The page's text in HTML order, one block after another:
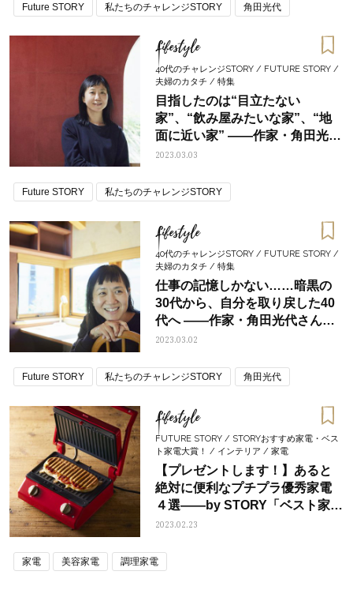
Future STORY 私たちのチャレンジSTORY 角田光代
Lifestyle
40代のチャレンジSTORY / FUTURE STORY /
夫婦のカタチ / 特集
目指したのは“目立たない
家”、“飲み屋みたいな家”、“地
面に近い家” ――作家・角田光代
さんINTERVIEW②
2023.03.03
Future STORY 私たちのチャレンジSTORY
Lifestyle
40代のチャレンジSTORY / FUTURE STORY /
夫婦のカタチ / 特集
仕事の記憶しかない……暗黒の
30代から、自分を取り戻した40
代へ ――作家・角田光代さん
INTERVIEW①
2023.03.02
Future STORY 私たちのチャレンジSTORY 角田光代
Lifestyle
FUTURE STORY / STORYおすすめ家電・ベス
ト家電大賞！ / インテリア / 家電
【プレゼントします！】あると
絶対に便利なプチプラ優秀家電
４選――by STORY「ベスト家
電」大賞アンバサダー・笹 利恵
2023.02.23
家電 美容家電 調理家電